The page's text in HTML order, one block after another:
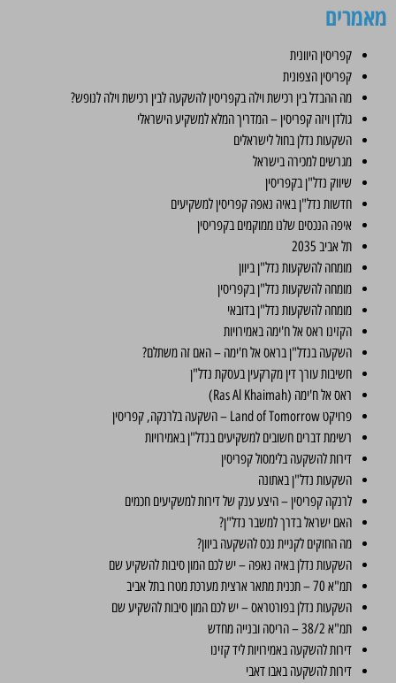
מאמרים
קפריסין היוונית
קפריסין הצפונית
מה ההבדל בין רכישת וילה בקפריסין להשקעה לבין רכישת וילה לנופש?
גולדן ויזה קפריסין – המדריך המלא למשקיע הישראלי
השקעות נדלן בחול לישראלים
מגרשים למכירה בישראל
שיווק נדל"ן בקפריסין
חדשות נדל"ן באיה נאפה קפריסין למשקיעים
איפה הנכסים שלנו ממוקמים בקפריסין
תל אביב 2035
מומחה להשקעות נדל"ן ביוון
מומחה להשקעות נדל"ן בקפריסין
מומחה להשקעות נדל"ן בדובאי
הקזינו ראס אל ח'ימה באמירויות
השקעה בנדל"ן בראס אל ח'ימה – האם זה משתלם?
חשיבות עורך דין מקרקעין בעסקת נדל"ן
ראס אל ח'ימה (Ras Al Khaimah)
פרויקט Land of Tomorrow – השקעה בלרנקה, קפריסין
רשימת דברים חשובים למשקיעים בנדל"ן באמירויות
דירות להשקעה בלימסול קפריסין
השקעות נדל"ן באתונה
לרנקה קפריסין – היצע ענק של דירות למשקיעים חכמים
האם ישראל בדרך למשבר נדל"ן?
מה החוקים לקניית נכס להשקעה ביוון?
השקעות נדלן באיה נאפה – יש לכם המון סיבות להשקיע שם
תמ"א 70 – תכנית מתאר ארצית מערכת מטרו בתל אביב
השקעות נדלן בפורטראס – יש לכם המון סיבות להשקיע שם
תמ"א 38/2 – הריסה ובנייה מחדש
דירות להשקעה באמירויות ליד קזינו
דירות להשקעה באבו דאבי